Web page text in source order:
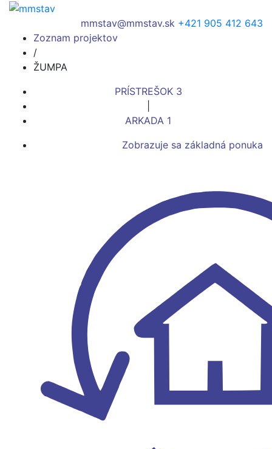
mmstav@mmstav.sk +421 905 412 643
Zoznam projektov
/
ŽUMPA
PRÍSTREŠOK 3
ARKADA 1
Zobrazuje sa základná ponuka